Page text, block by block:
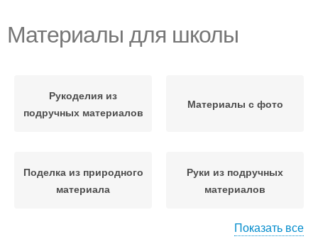
Материалы для школы
Рукоделия из
подручных материалов
Материалы с фото
Поделка из природного
материала
Руки из подручных
материалов
Показать все